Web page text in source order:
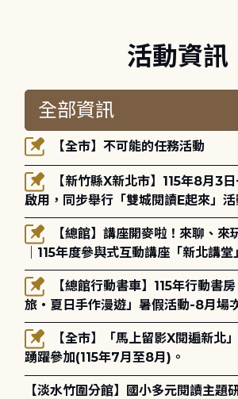
活動資訊
【全市】不可能的任務活動
啟用，同步舉行「雙城閱讀E起來」活
躍參加(115年8月3日至10月4日)。
｜115年度參與式互動講座「新北講
場！
旅・夏日手作漫遊」暑假活動-8月場
報名
踴躍參加(115年7月至8月)。
【淡水竹圍分館】國小多元閱讀主題